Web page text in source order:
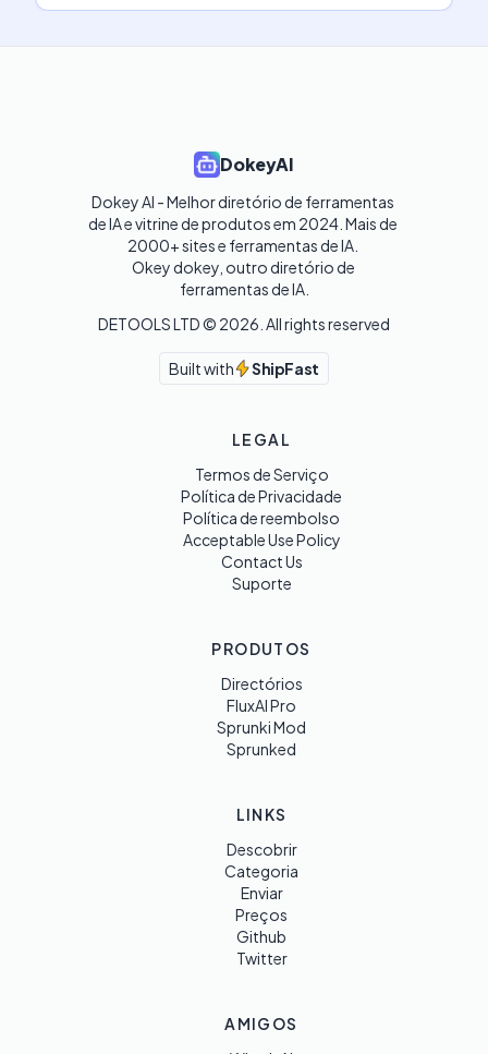
DokeyAI
Dokey AI - Melhor diretório de ferramentas
de IA e vitrine de produtos em 2024. Mais de
2000+ sites e ferramentas de IA.
Okey dokey, outro diretório de
ferramentas de IA.
DETOOLS LTD © 2026 . All rights reserved
Built with ShipFast
LEGAL
Termos de Serviço
Política de Privacidade
Política de reembolso
Acceptable Use Policy
Contact Us
Suporte
PRODUTOS
Directórios
FluxAI Pro
Sprunki Mod
Sprunked
LINKS
Descobrir
Categoria
Enviar
Preços
Github
Twitter
AMIGOS